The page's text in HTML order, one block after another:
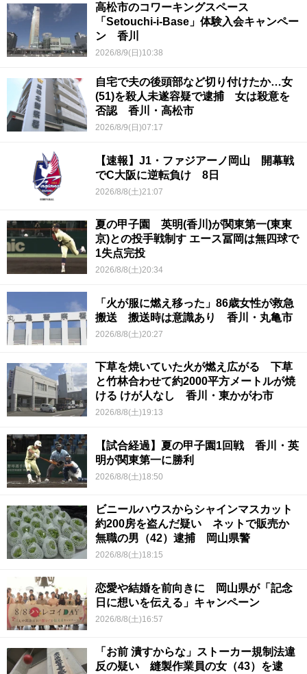
高松市のコワーキングスペース
「Setouchi-i-Base」体験入会キャンペー
ン 香川
2026/8/9(日)10:38
自宅で夫の後頭部など切り付けたか…女
(51)を殺人未遂容疑で逮捕 女は殺意を
否認 香川・高松市
2026/8/9(日)07:17
【速報】J1・ファジアーノ岡山 開幕戦
でC大阪に逆転負け 8日
2026/8/8(土)21:07
夏の甲子園 英明(香川)が関東第一(東東
京)との投手戦制す エース冨岡は無四球で
1失点完投
2026/8/8(土)20:34
「火が服に燃え移った」86歳女性が救急
搬送 搬送時は意識あり 香川・丸亀市
2026/8/8(土)20:27
下草を焼いていた火が燃え広がる 下草
と竹林合わせて約2000平方メートルが焼
ける けが人なし 香川・東かがわ市
2026/8/8(土)19:13
【試合経過】夏の甲子園1回戦 香川・英
明が関東第一に勝利
2026/8/8(土)18:50
ビニールハウスからシャインマスカット
約200房を盗んだ疑い ネットで販売か
無職の男（42）逮捕 岡山県警
2026/8/8(土)18:15
恋愛や結婚を前向きに 岡山県が「記念
日に想いを伝える」キャンペーン
2026/8/8(土)16:57
「お前 潰すからな」ストーカー規制法違
反の疑い 縫製作業員の女（43）を逮